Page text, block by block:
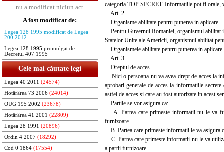
nu a modificat niciun act
A fost modificat de:
Legea 128 1995 modificat de Legea
200 2012
Legea 128 1995 promulgat de
Decretul 407 1995
Cele mai căutate legi
Legea 40 2011 (24574)
Hotărârea 73 2006 (24014)
OUG 195 2002 (23678)
Hotărârea 41 2001 (22809)
Legea 28 1991 (20896)
Ordin 4 2007 (18292)
Cod 0 1864 (17554)
categoria TOP SECRET. Informatiile pot fi orale,
Art. 2
Organisme abilitate pentru punerea in aplicare
Pentru Guvernul Romaniei, organismul abilitat
Statelor Unite ale Americii, organismul abilitat
Organismele abilitate pentru punerea in
Art. 3
Dreptul de acces
Nici o persoana nu va avea drept de acces la
aprobari generale de acces la informatiile
astfel de acces si care au fost autorizate in acest
Partile se vor asigura ca:
A. Partea care primeste informatii nu le va
furnizoare.
B. Partea care primeste informatii le va asigura
C. Partea care primeste informatii nu le va
a partii furnizoare.